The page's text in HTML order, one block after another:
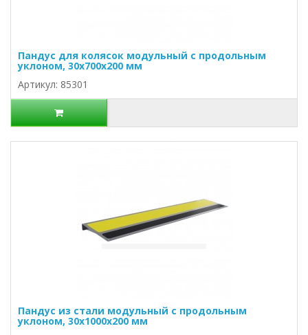
Пандус для колясок модульный с продольным
уклоном, 30х700х200 мм
Артикул: 85301
Пандус из стали модульный с продольным
уклоном, 30х1000х200 мм